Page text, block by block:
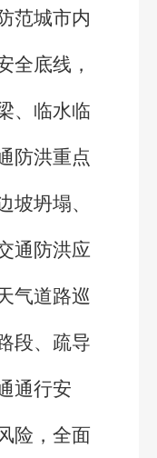
范城市内
全底线，
、临水临
防洪重点
坡坍塌、
通防洪应
气道路巡
段、疏导
通行安
险，全面